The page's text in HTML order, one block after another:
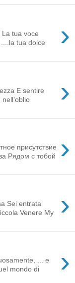
›
tua voce
tua dolce
›
E sentire
›
присутствие
Рядом с тобой
›
Sei entrata
Venere My
›
... e
mondo di